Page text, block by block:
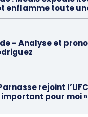
enflamme toute
– Analyse et
rejoint
pour moi »